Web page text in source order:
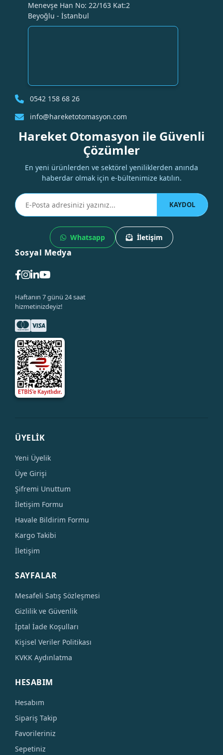
Menevşe Han No: 22/163 Kat:2
Beyoğlu - İstanbul
0542 158 68 26
info@hareketotomasyon.com
Hareket Otomasyon ile Güvenli
Çözümler
En yeni ürünlerden ve sektörel yeniliklerden anında
haberdar olmak için e-bültenimize katılın.
KAYDOL
Whatsapp İletişim
Sosyal Medya
Haftanın 7 günü 24 saat
hizmetinizdeyiz!
ÜYELİK
Yeni Üyelik
Üye Girişi
Şifremi Unuttum
İletişim Formu
Havale Bildirim Formu
Kargo Takibi
İletişim
SAYFALAR
Mesafeli Satış Sözleşmesi
Gizlilik ve Güvenlik
İptal İade Koşulları
Kişisel Veriler Politikası
KVKK Aydınlatma
HESABIM
Hesabım
Sipariş Takip
Favorileriniz
Sepetiniz